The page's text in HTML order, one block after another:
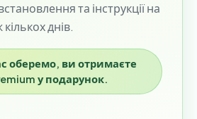
та інструкції на
днів.
оберемо, ви отримаєте
у подарунок.